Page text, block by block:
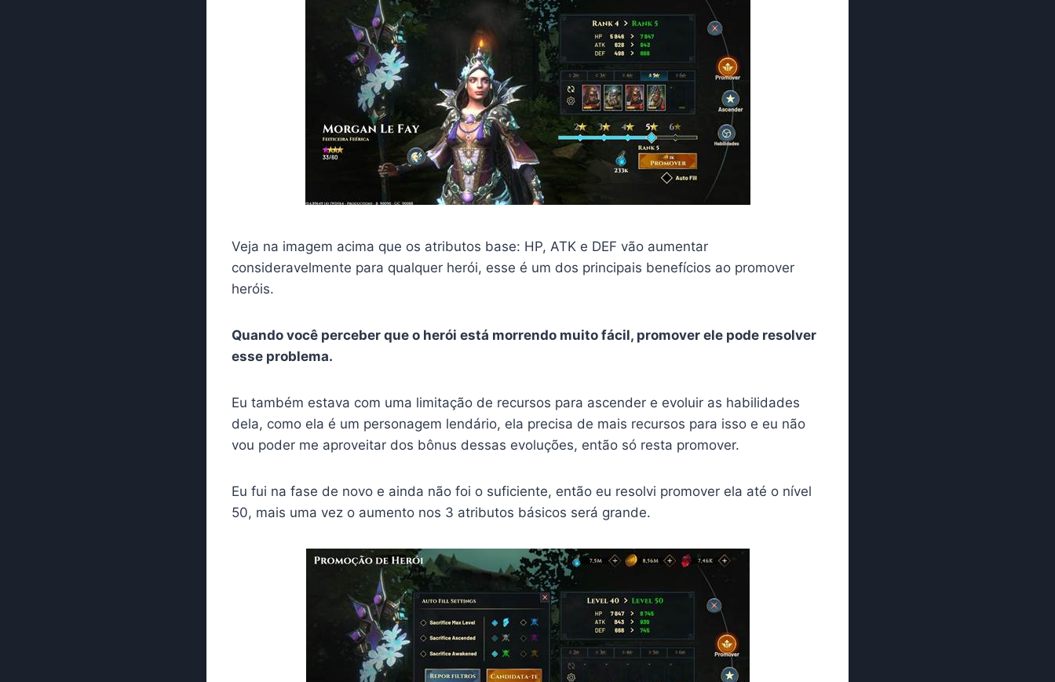
Veja na imagem acima que os atributos base: HP, ATK e DEF vão aumentar
consideravelmente para qualquer herói, esse é um dos principais benefícios ao promover
heróis.
Quando você perceber que o herói está morrendo muito fácil, promover ele pode resolver
esse problema.
Eu também estava com uma limitação de recursos para ascender e evoluir as habilidades
dela, como ela é um personagem lendário, ela precisa de mais recursos para isso e eu não
vou poder me aproveitar dos bônus dessas evoluções, então só resta promover.
Eu fui na fase de novo e ainda não foi o suficiente, então eu resolvi promover ela até o nível
50, mais uma vez o aumento nos 3 atributos básicos será grande.